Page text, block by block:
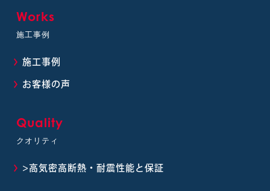
Works
施工事例
施工事例
お客様の声
Quality
クオリティ
>高気密高断熱・耐震性能と保証